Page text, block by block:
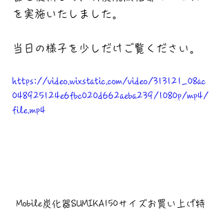
を実施いたしました。
当日の様子を少しだけご覧ください。
https://video.wixstatic.com/video/313121_08ac
048925124e6fbc020d662aeba239/1080p/mp4/
file.mp4
Mobile炭化器SUMIKA150サイズお買い上げ特